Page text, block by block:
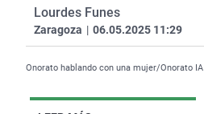
Lourdes Funes
Zaragoza | 06.05.2025 11:29
Onorato hablando con una mujer/Onorato IA